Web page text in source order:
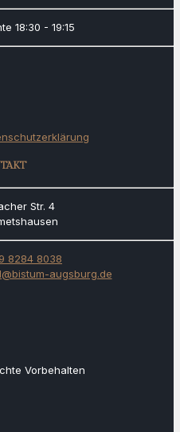
18:30 - 19:15
Str. 4
8284 8038
augsburg.de
Vorbehalten